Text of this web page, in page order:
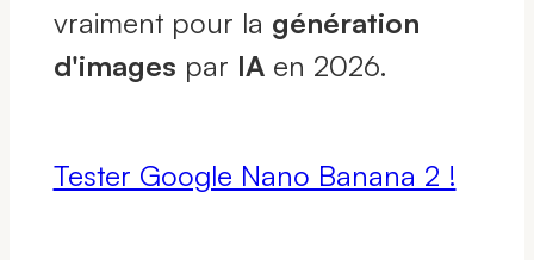
vraiment pour la génération
d'images par IAen 2026.
Tester Google Nano Banana 2 !